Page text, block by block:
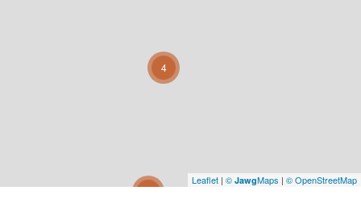
4
31
Leaflet | © JawgMaps | © OpenStreetMap